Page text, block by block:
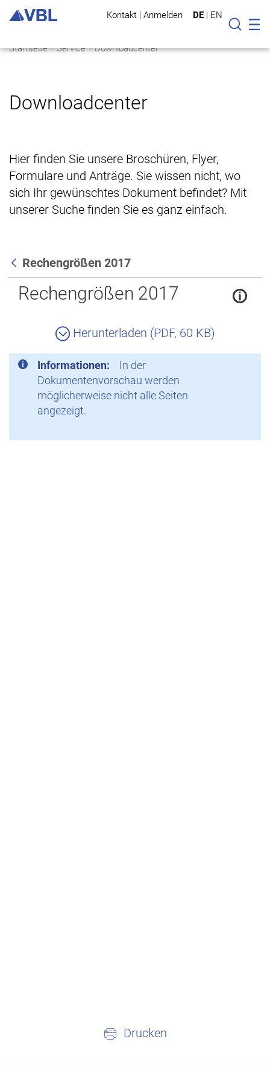
Kontakt | Anmelden DE | EN
Suche
Startseite Service Downloadcenter
Downloadcenter
Hier finden Sie unsere Broschüren, Flyer,
Formulare und Anträge. Sie wissen nicht, wo
sich Ihr gewünschtes Dokument befindet? Mit
unserer Suche finden Sie es ganz einfach.
Zurück
Rechengrößen 2017
Rechengrößen 2017
Herunterladen (PDF, 60 KB)
Informationen:
In der
Dokumentenvorschau werden
möglicherweise nicht alle Seiten
angezeigt.
Drucken